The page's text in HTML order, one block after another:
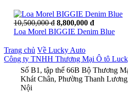
10,500,000 đ 8,800,000 đ
Loa Morel BIGGIE Denim Blue
Trang chủ Về Lucky Auto
Công ty TNHH Thương Mại Ô tô
Số B1, tập thể 66B Bộ Thương
Khát Chân, Phường Thanh
Nội